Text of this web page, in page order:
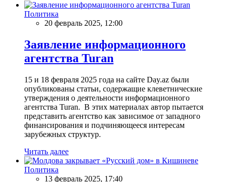
Политика
20 февраль 2025, 12:00
Заявление информационного
агентства Turan
15 и 18 февраля 2025 года на сайте Day.az были
опубликованы статьи, содержащие клеветнические
утверждения о деятельности информационного
агентства Turan. В этих материалах автор пытается
представить агентство как зависимое от западного
финансирования и подчиняющееся интересам
зарубежных структур.
Читать далее
Политика
13 февраль 2025, 17:40